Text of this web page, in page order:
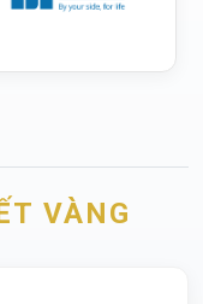
VÀNG